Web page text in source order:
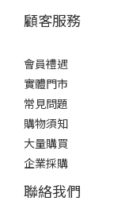
顧客服務
會員禮遇
實體門市
常見問題
購物須知
大量購買
企業採購
聯絡我們